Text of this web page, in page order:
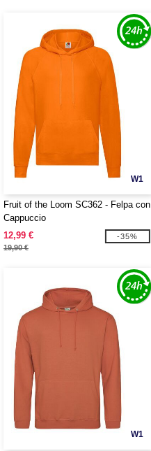
W1
Fruit of the Loom SC362 - Felpa con
Cappuccio
12,99 €
19,90 €
-35%
W1